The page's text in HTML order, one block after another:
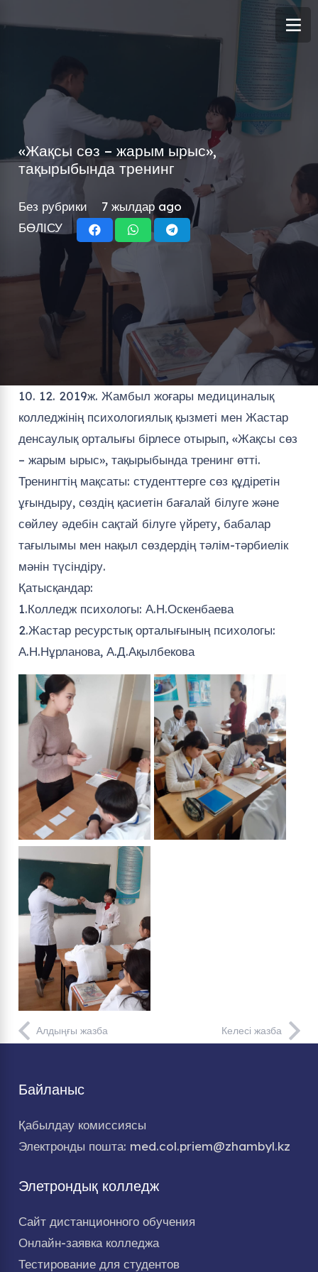
«Жақсы сөз – жарым ырыс»,
тақырыбында тренинг
Без рубрики
7 жылдар ago
БӨЛІСУ
10. 12. 2019ж. Жамбыл жоғары медициналық
колледжінің психологиялық қызметі мен Жастар
денсаулық орталығы бірлесе отырып, «Жақсы сөз
– жарым ырыс», тақырыбында тренинг өтті.
Тренингтің мақсаты: студенттерге сөз құдіретін
ұғындыру, сөздің қасиетін бағалай білуге және
сөйлеу әдебін сақтай білуге үйрету, бабалар
тағылымы мен нақыл сөздердің тәлім-тәрбиелік
мәнін түсіндіру.
Қатысқандар:
1.Колледж психологы: А.Н.Оскенбаева
2.Жастар ресурстық орталығының психологы:
А.Н.Нұрланова, А.Д.Ақылбекова
Алдыңғы жазба Келесі жазба
Байланыс
Қабылдау комиссиясы
Электронды пошта: med.col.priem@zhambyl.kz
Элетрондық колледж
Сайт дистанционного обучения
Онлайн-заявка колледжа
Тестирование для студентов